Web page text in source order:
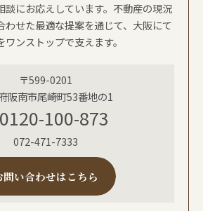
談にお応えしています。不動産の現況
わせた最適な提案を通じて、大阪にて
ンストップで支えます。
〒599-0201
阪南市尾崎町53番地の1
0120-100-873
072-471-7333
問い合わせはこちら